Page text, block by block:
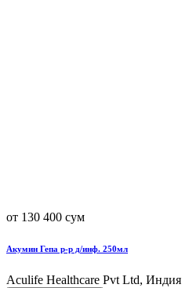
от 130 400 сум
Акумин Гепа р-р д/инф. 250мл
Aculife Healthcare Pvt Ltd, Индия